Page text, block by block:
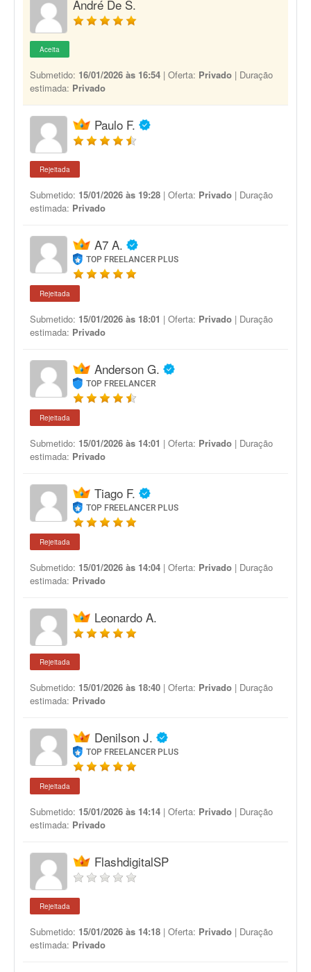
André De S.
Aceita
Submetido: 16/01/2026 às 16:54 | Oferta: Privado | Duração
estimada: Privado
Paulo F.
Rejeitada
Submetido: 15/01/2026 às 19:28 | Oferta: Privado | Duração
estimada: Privado
A7 A.
TOP FREELANCER PLUS
Rejeitada
Submetido: 15/01/2026 às 18:01 | Oferta: Privado | Duração
estimada: Privado
Anderson G.
TOP FREELANCER
Rejeitada
Submetido: 15/01/2026 às 14:01 | Oferta: Privado | Duração
estimada: Privado
Tiago F.
TOP FREELANCER PLUS
Rejeitada
Submetido: 15/01/2026 às 14:04 | Oferta: Privado | Duração
estimada: Privado
Leonardo A.
Rejeitada
Submetido: 15/01/2026 às 18:40 | Oferta: Privado | Duração
estimada: Privado
Denilson J.
TOP FREELANCER PLUS
Rejeitada
Submetido: 15/01/2026 às 14:14 | Oferta: Privado | Duração
estimada: Privado
FlashdigitalSP
Rejeitada
Submetido: 15/01/2026 às 14:18 | Oferta: Privado | Duração
estimada: Privado